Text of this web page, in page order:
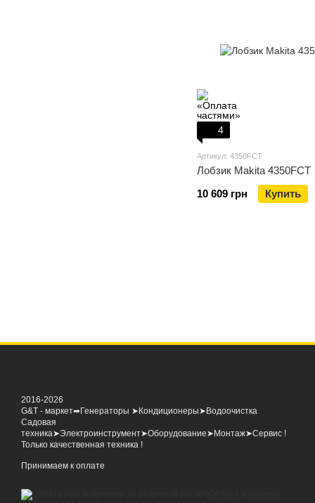
4
Артикул: 4350FCT
Лобзик Makita 4350FCT
10 609 грн
Купить
2016-2026
G&T - маркет➦Генераторы ➤Кондиционеры➤Водоочистка
Садовая
техника➤Электроинструмент➤Оборудование➤Монтаж➤Сервис !
Только качественная техника !
Принимаем к оплате